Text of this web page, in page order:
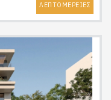
ΛΕΠΤΟΜΕΡΕΙΕΣ